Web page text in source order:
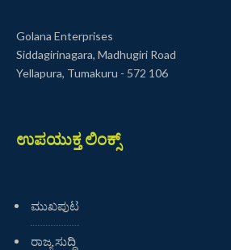
Golana Enterprises
Siddagirinagara, Madhugiri Road
Yellapura, Tumakuru - 572 106
ಉಪಯುಕ್ತ ಲಿಂಕ್ಸ್
ಮುಖಪುಟ
ರಾಜ್ಯ ಸುದ್ದಿ